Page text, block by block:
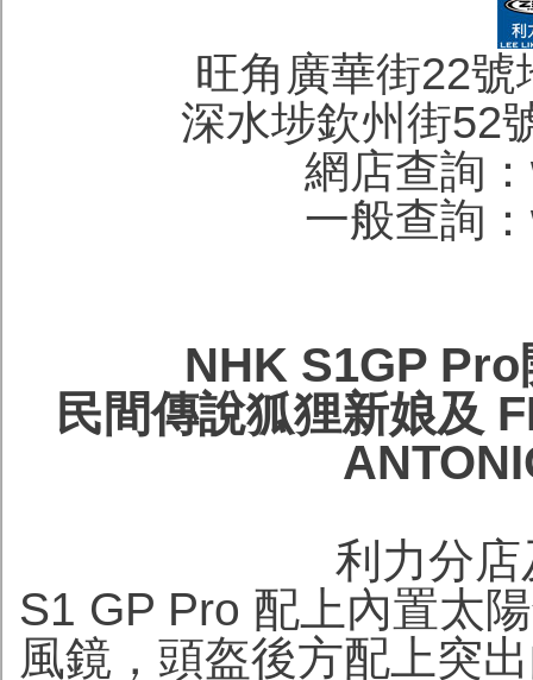
旺角廣華街22
深水埗欽州街52
網店查詢
一般查詢
NHK S1GP
民間傳說狐狸新娘及
利力分
S1 GP Pro 配上內置太
風鏡，頭盔後方配上突